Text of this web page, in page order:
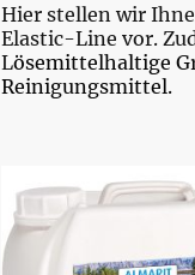
Hier stellen wir
Elastic-Line vor.
Lösemittelhaltige
Reinigungsmittel.